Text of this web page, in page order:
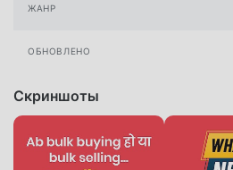
ЖАНР
ОБНОВЛЕНО
Скриншоты